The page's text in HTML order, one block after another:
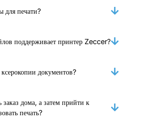
для печати?
поддерживает принтер Zeccer?
документов?
дома, а затем прийти к
печать?